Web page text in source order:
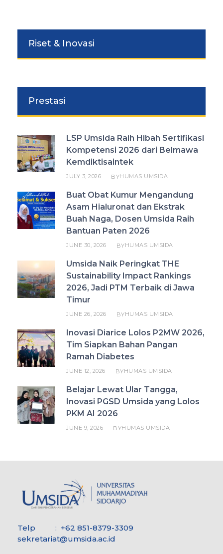
Riset & Inovasi
Prestasi
LSP Umsida Raih Hibah Sertifikasi
Kompetensi 2026 dari Belmawa
Kemdiktisaintek
JULY 3, 2026 BYHUMAS UMSIDA
Buat Obat Kumur Mengandung
Asam Hialuronat dan Ekstrak
Buah Naga, Dosen Umsida Raih
Bantuan Paten 2026
JUNE 30, 2026 BYHUMAS UMSIDA
Umsida Naik Peringkat THE
Sustainability Impact Rankings
2026, Jadi PTM Terbaik di Jawa
Timur
JUNE 26, 2026 BYHUMAS UMSIDA
Inovasi Diarice Lolos P2MW 2026,
Tim Siapkan Bahan Pangan
Ramah Diabetes
JUNE 12, 2026 BYHUMAS UMSIDA
Belajar Lewat Ular Tangga,
Inovasi PGSD Umsida yang Lolos
PKM AI 2026
JUNE 9, 2026 BYHUMAS UMSIDA
Telp : +62 851-8379-3309
sekretariat@umsida.ac.id